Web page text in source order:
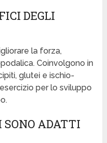
DEGLI
la forza,
Coinvolgono in
glutei e ischio-
per lo sviluppo
SONO ADATTI